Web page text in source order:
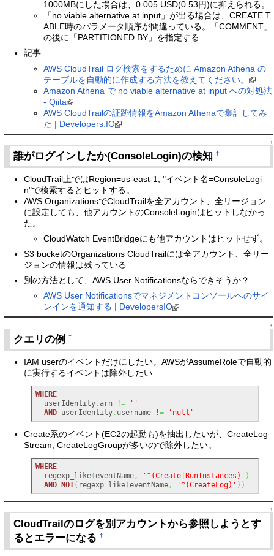
1000MBにした場合は、0.005 USD(0.53円)に抑えられる。
「no viable alternative at input」が出る場合は、CREATE T
ABLE時のパラメータ順序が間違っている。「COMMENT」
の後に「PARTITIONED BY」を指定する
記事
AWS CloudTrail ログ検索をするために Amazon Athena の
テーブルを自動的に作成する方法を教えてください。
Amazon Athena で no viable alternative at input への対処法
- Qiita
AWS CloudTrailの証跡情報をAmazon Athenaで集計してみ
た | Developers.IO
↑
誰がログインしたか(ConsoleLogin)の検知†
CloudTrail上ではRegion=us-east-1, "イベント名=ConsoleLogi
n"で検索するとヒットする。
AWS OrganizationsでCloudTrailを全アカウント、全リージョン
に設定しても、他アカウントのConsoleLoginはヒットしなかっ
た。
CloudWatch EventBridgeにも他アカウントはヒットせず。
S3 bucketのOrganizations CloudTrailには全アカウント、全リー
ジョンの情報は残っている
別の方法として、AWS User Notificationsならできそうか？
AWS User Notificationsでマネジメントコンソールへのサイ
ンインを通知する | DevelopersIO
↑
クエリの例†
IAM userのイベントだけにしたい。AWSがAssumeRoleで自動的
に実行するイベントは除外したい
WHERE
  userIdentity
. arn !=
''
AND userIdentity. username != 'null'
Create系のイベント(EC2の起動も)を抽出したいが、CreateLog
Stream, CreateLogGroupが多いので除外したい。
WHERE
  regexp_like
(eventName, '^(Create|RunInstances)' )
AND NOT( regexp_like(eventName, '^(CreateLog)' ) )
↑
CloudTrailのログを別アカウントから参照しようとす
るとエラーになる†